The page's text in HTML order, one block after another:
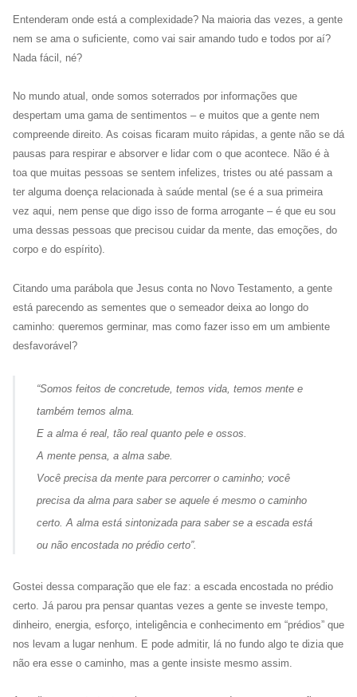
Entenderam onde está a complexidade? Na maioria das vezes, a gente
nem se ama o suficiente, como vai sair amando tudo e todos por aí?
Nada fácil, né?
No mundo atual, onde somos soterrados por informações que
despertam uma gama de sentimentos – e muitos que a gente nem
compreende direito. As coisas ficaram muito rápidas, a gente não se dá
pausas para respirar e absorver e lidar com o que acontece. Não é à
toa que muitas pessoas se sentem infelizes, tristes ou até passam a
ter alguma doença relacionada à saúde mental (se é a sua primeira
vez aqui, nem pense que digo isso de forma arrogante – é que eu sou
uma dessas pessoas que precisou cuidar da mente, das emoções, do
corpo e do espírito).
Citando uma parábola que Jesus conta no Novo Testamento, a gente
está parecendo as sementes que o semeador deixa ao longo do
caminho: queremos germinar, mas como fazer isso em um ambiente
desfavorável?
“Somos feitos de concretude, temos vida, temos mente e
também temosalma
E a alma é real, tão real quanto pele e ossos.
A mentepensa , a almasabe
Você precisa da mente para percorrer o caminho; você
precisa da alma para saber se aquele é mesmo ocaminho
certo . A alma está sintonizada para saber se a escada está
ou não encostada no prédio certo”.
Gostei dessa comparação que ele faz: a escada encostada no prédio
certo. Já parou pra pensar quantas vezes a gente se investe tempo,
dinheiro, energia, esforço, inteligência e conhecimento em “prédios” que
nos levam a lugar nenhum. E pode admitir, lá no fundo algo te dizia que
não era esse o caminho, mas a gente insiste mesmo assim.